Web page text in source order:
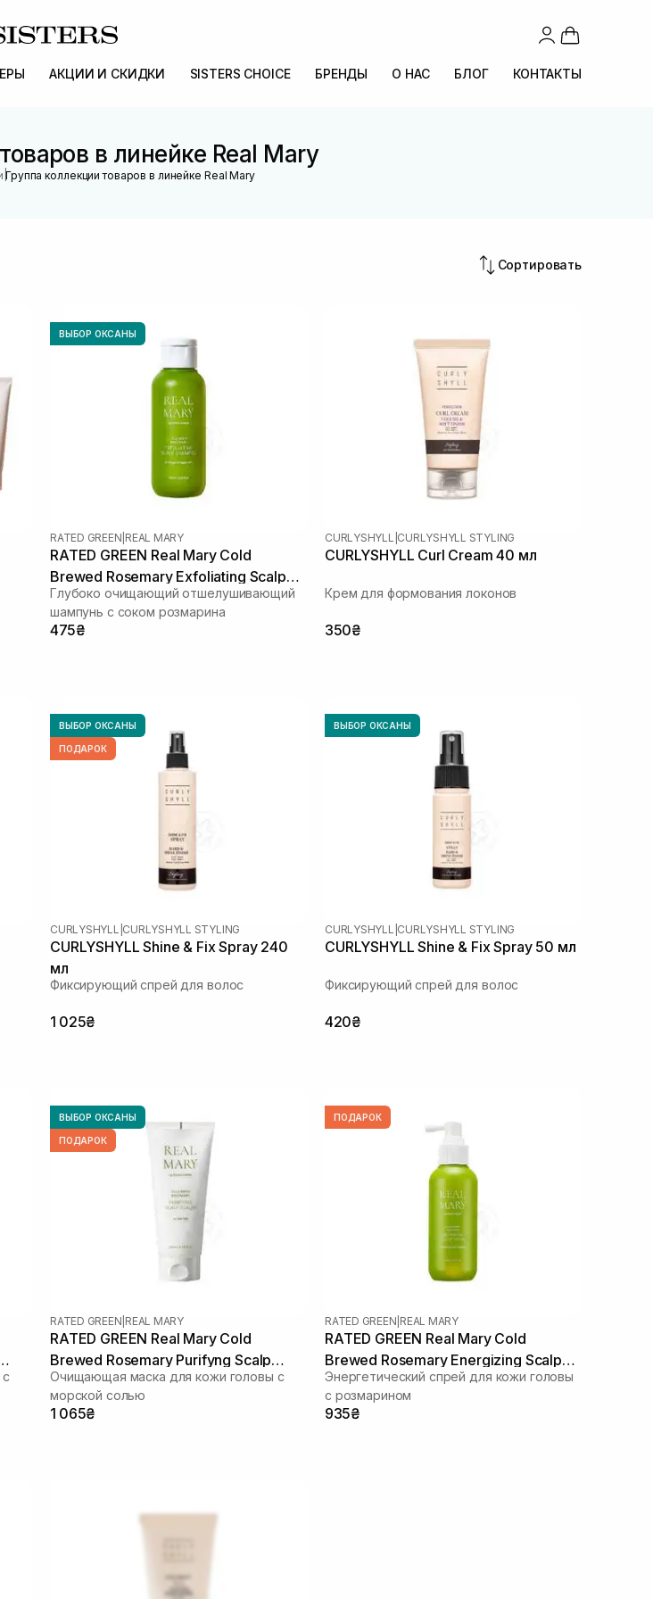
АКЦИИ И СКИДКИ SISTERS CHOICE БРЕНДЫ О НАС БЛОГ КОНТАКТЫ
в линейке Real Mary
|Группа коллекции товаров в линейке Real Mary
Сортировать
ВЫБОР ОКСАНЫ
RATED GREEN REAL MARY
RATED GREEN Real Mary Cold
Brewed Rosemary Exfoliating Scalp
Shampoo 100 мл
Глубоко очищающий отшелушивающий
шампунь с соком розмарина
475₴
CURLYSHYLL CURLYSHYLL STYLING
CURLYSHYLL Curl Cream 40 мл
Крем для формования локонов
350₴
ВЫБОР ОКСАНЫ
ПОДАРОК
CURLYSHYLL CURLYSHYLL STYLING
CURLYSHYLL Shine & Fix Spray 240
мл
Фиксирующий спрей для волос
1 025₴
ВЫБОР ОКСАНЫ
CURLYSHYLL CURLYSHYLL STYLING
CURLYSHYLL Shine & Fix Spray 50 мл
Фиксирующий спрей для волос
420₴
ВЫБОР ОКСАНЫ
ПОДАРОК
RATED GREEN REAL MARY
RATED GREEN Real Mary Cold
Brewed Rosemary Purifyng Scalp
Scaler 200 мл
Очищающая маска для кожи головы с
морской солью
1 065₴
ПОДАРОК
RATED GREEN REAL MARY
RATED GREEN Real Mary Cold
Brewed Rosemary Energizing Scalp
Spray 120 мл
Энергетический спрей для кожи головы
с розмарином
935₴